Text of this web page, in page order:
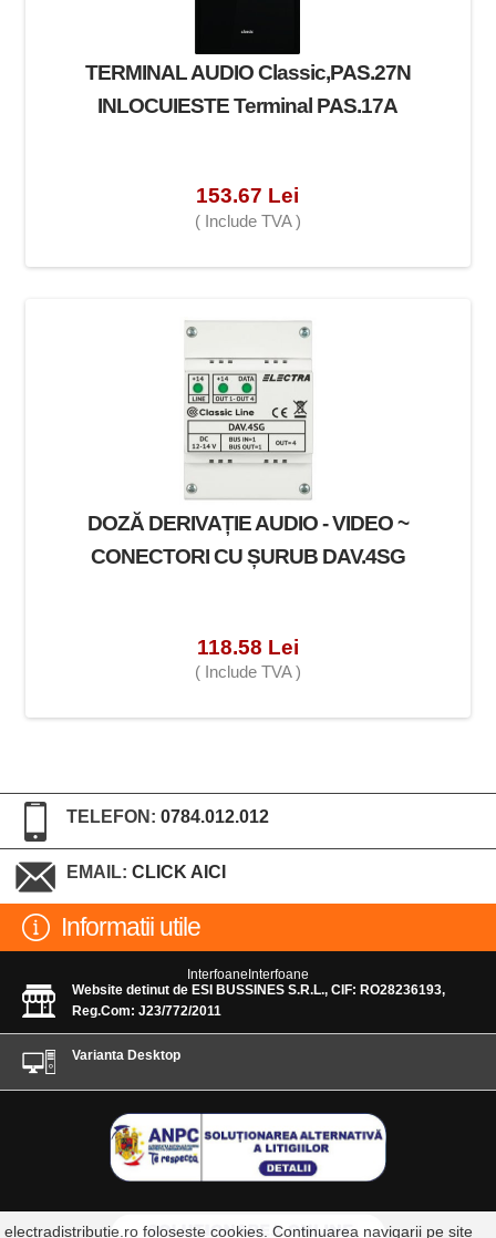
TERMINAL AUDIO Classic,PAS.27N
INLOCUIESTE Terminal PAS.17A
153.67 Lei
( Include TVA )
DOZĂ DERIVAȚIE AUDIO - VIDEO ~
CONECTORI CU ȘURUB DAV.4SG
118.58 Lei
( Include TVA )
TELEFON: 0784.012.012
EMAIL: CLICK AICI
Informatii utile
InterfoaneInterfoane
Website detinut de ESI BUSSINES S.R.L., CIF: RO28236193,
Reg.Com: J23/772/2011
Varianta Desktop
electradistributie.ro foloseste cookies. Continuarea navigarii pe site